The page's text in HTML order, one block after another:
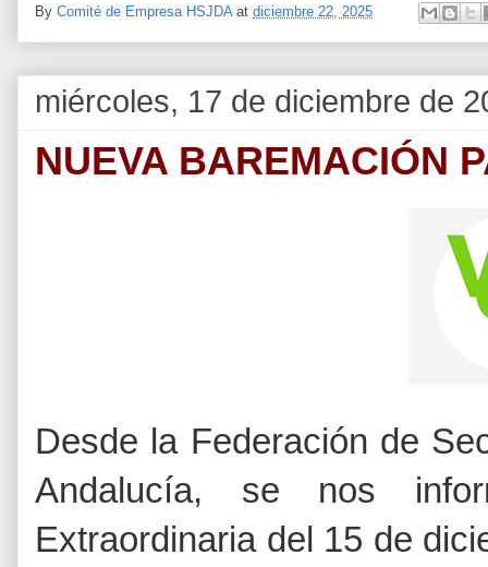
By Comité de Empresa HSJDA at diciembre 22, 2025
miércoles, 17 de diciembre de
NUEVA BAREMACIÓN
Desde la Federación de
Andalucía, se nos
Extraordinaria del 15 de